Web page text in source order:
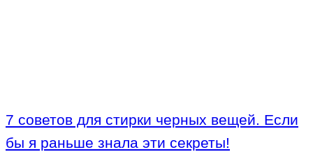
7 советов для стирки черных вещей. Если
бы я раньше знала эти секреты!